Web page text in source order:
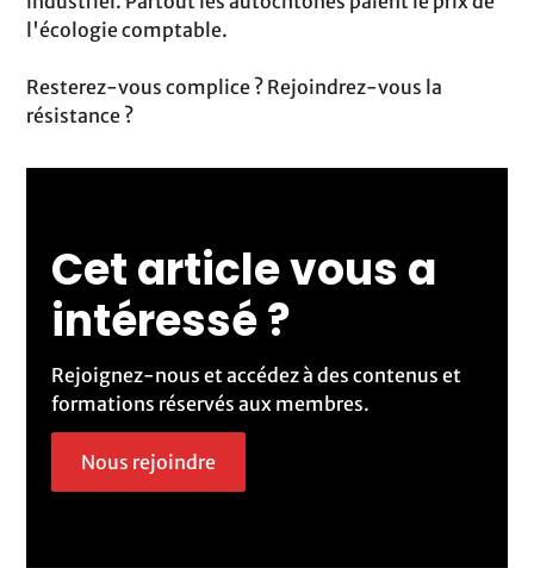
l'écologie comptable.
Resterez-vous complice ? Rejoindrez-vous la
résistance ?
Cet article vous a
intéressé ?
Rejoignez-nous et accédez à des contenus et
formations réservés aux membres.
Nous rejoindre